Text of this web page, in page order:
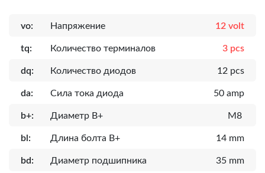
vo: Напряжение 12 volt
tq: Количество терминалов 3 pcs
dq: Количество диодов 12 pcs
da: Сила тока диода 50 amp
b+: Диаметр B+ M8
bl: Длина болта B+ 14 mm
bd: Диаметр подшипника 35 mm